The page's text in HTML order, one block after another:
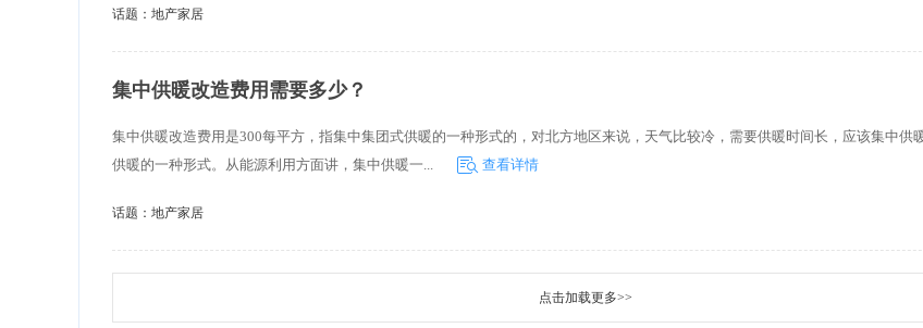
话题： 地产家居
集中供暖改造费用需要多少？
集中供暖改造费用是300每平方，指集中集团式供暖的一种形式的，对北方地区来说，天气比较冷，需要供暖时间长，应该集中供
供暖的一种形式。从能源利用方面讲，集中供暖一...
查看详情
话题： 地产家居
点击加载更多>>